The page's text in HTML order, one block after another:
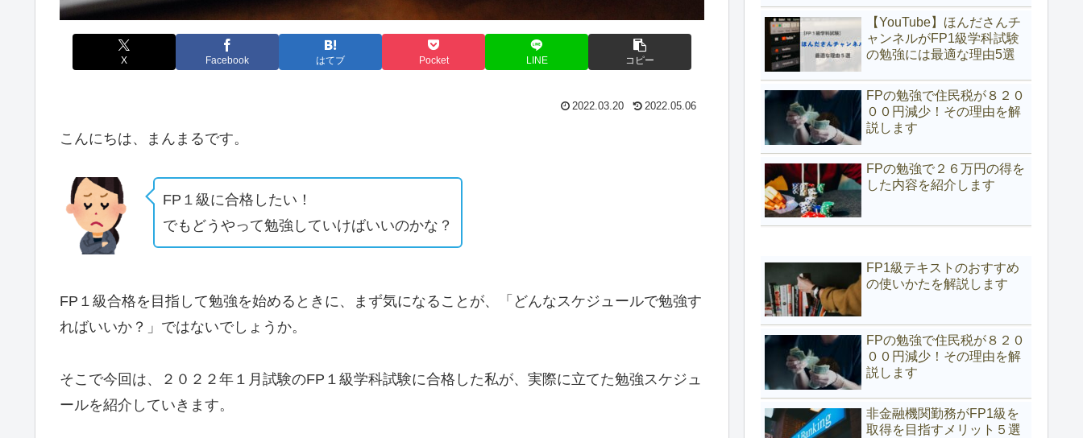
X Facebook はてブ Pocket LINE コピー
2022.03.20 2022.05.06
こんにちは、まんまるです。
FP１級に合格したい！
でもどうやって勉強していけばいいのかな？
FP１級合格を目指して勉強を始めるときに、まず気になることが、「どんなスケジュールで勉強す
ればいいか？」ではないでしょうか。
そこで今回は、２０２２年１月試験のFP１級学科試験に合格した私が、実際に立てた勉強スケジュ
ールを紹介していきます。
【YouTube】ほんださんチ
ャンネルがFP1級学科試験
の勉強には最適な理由5選
FPの勉強で住民税が８２０
００円減少！その理由を解
説します
FPの勉強で２６万円の得を
した内容を紹介します
FP1級テキストのおすすめ
の使いかたを解説します
FPの勉強で住民税が８２０
００円減少！その理由を解
説します
非金融機関勤務がFP1級を
取得を目指すメリット５選